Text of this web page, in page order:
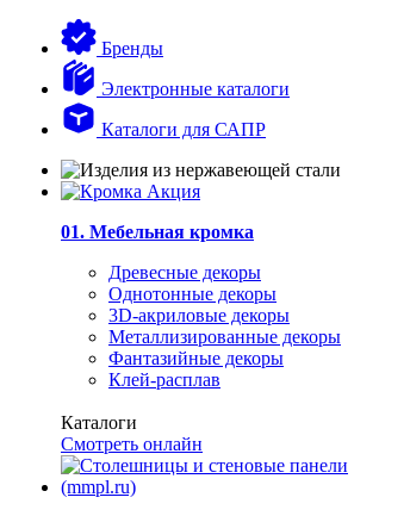
Бренды
Электронные каталоги
Каталоги для САПР
01. Мебельная кромка
Древесные декоры
Однотонные декоры
3D-акриловые декоры
Металлизированные декоры
Фантазийные декоры
Клей-расплав
Каталоги
Смотреть онлайн